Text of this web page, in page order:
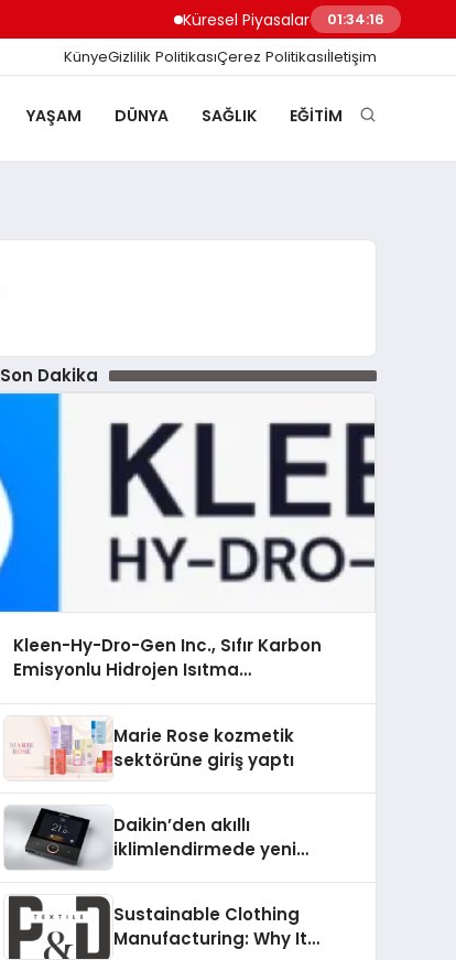
Küresel Piyasalarda Yapay Zeka Rallisi
01:34:16
KünyeGizlilik PolitikasıÇerez Politikasıİletişim
YAŞAM DÜNYA SAĞLIK EĞITIM
Son Dakika
Kleen-Hy-Dro-Gen Inc., Sıfır Karbon
Emisyonlu Hidrojen Isıtma
Onaylarını Aldı
Marie Rose kozmetik
sektörüne giriş yaptı
Daikin’den akıllı
iklimlendirmede yeni
Sustainable Clothing
Manufacturing: Why It